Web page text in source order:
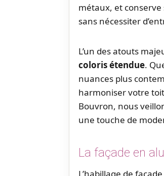
métaux, et
sans nécessiter
L’un des atouts
coloris étendue.
nuances plus
harmoniser votre
Bouvron, nous
une touche de
La façade en
L’habillage de